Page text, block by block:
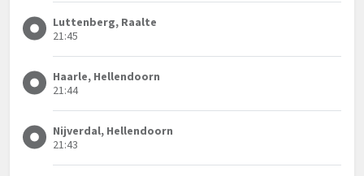
Luttenberg, Raalte
21:45
Haarle, Hellendoorn
21:44
Nijverdal, Hellendoorn
21:43